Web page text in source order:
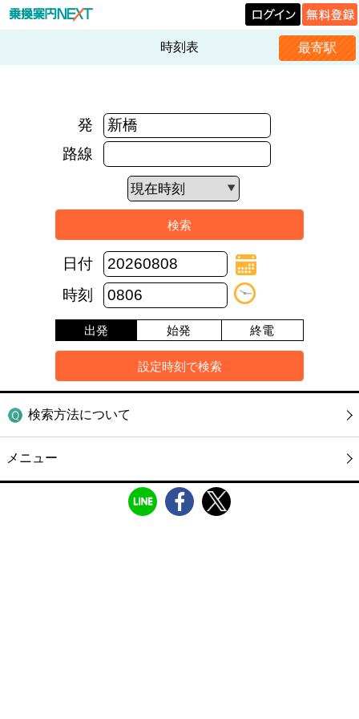
時刻表 最寄駅
発
路線
日付
時刻
出発 始発 終電
検索方法について
メニュー